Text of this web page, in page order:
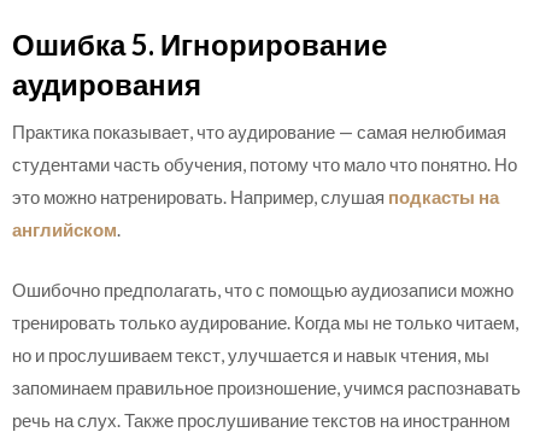
Ошибка 5. Игнорирование
аудирования
Практика показывает, что аудирование — самая нелюбимая
студентами часть обучения, потому что мало что понятно. Но
это можно натренировать. Например, слушая подкасты на
английском.
Ошибочно предполагать, что с помощью аудиозаписи можно
тренировать только аудирование. Когда мы не только читаем,
но и прослушиваем текст, улучшается и навык чтения, мы
запоминаем правильное произношение, учимся распознавать
речь на слух. Также прослушивание текстов на иностранном